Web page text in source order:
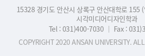
15328 경기도 안산시 상록구 안산대학로 155
시각미디어디자인학과
Tel : 031)400-7030 ｜ Fax :
COPYRIGHT 2020 ANSAN UNIVERSITY.